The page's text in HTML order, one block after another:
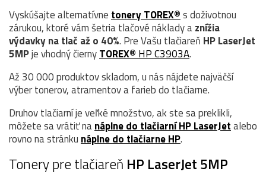
Vyskúšajte alternatívne tonery TOREX®s doživotnou
zárukou, ktoré vám šetria tlačové náklady aznížia
výdavky na tlač až o 40%. Pre Vašu tlačiareň HP LaserJet
5MPje vhodný čiernyTOREX® HP C3903A.
Až 30 000 produktov skladom, u nás nájdete najväčší
výber tonerov, atramentov a farieb do tlačiarne.
Druhov tlačiarní je veľké množstvo, ak ste sa preklikli,
môžete sa vrátiť nanáplne do tlačiarní HP LaserJetalebo
rovno na stránku náplne do tlačiarne HP.
Tonery pre tlačiareň HP LaserJet 5MP